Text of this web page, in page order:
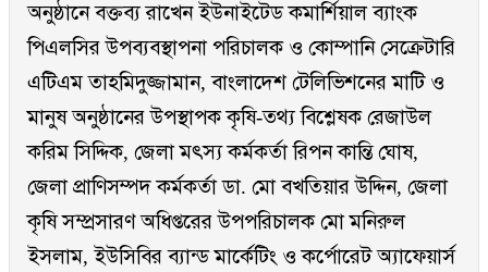
অনুষ্ঠানে বক্তব্য রাখেন ইউনাইটেড কমার্শিয়াল ব্যাংক
পিএলসির উপব্যবস্থাপনা পরিচালক ও কোম্পানি সেক্রেটারি
এটিএম তাহমিদুজ্জামান, বাংলাদেশ টেলিভিশনের মাটি ও
মানুষ অনুষ্ঠানের উপস্থাপক কৃষি-তথ্য বিশ্লেষক রেজাউল
করিম সিদ্দিক, জেলা মৎস্য কর্মকর্তা রিপন কান্তি ঘোষ,
জেলা প্রাণিসম্পদ কর্মকর্তা ডা. মো বখতিয়ার উদ্দিন, জেলা
কৃষি সম্প্রসারণ অধিপ্তরের উপপরিচালক মো মনিরুল
ইসলাম, ইউসিবির ব্যান্ড মার্কেটিং ও কর্পোরেট অ্যাফেয়ার্স